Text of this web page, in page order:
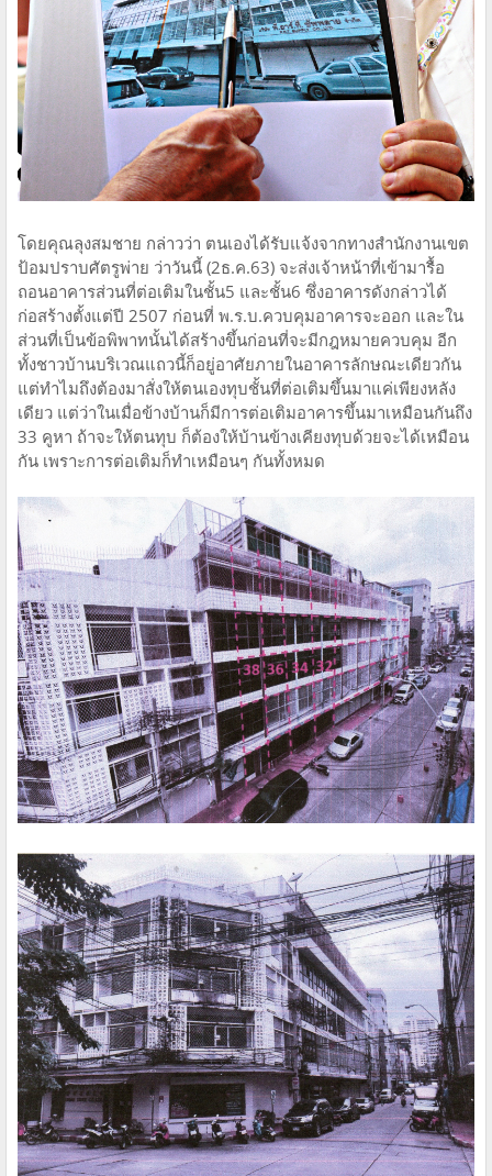
โดยคุณลุงสมชาย กล่าวว่า ตนเองได้รับแจ้งจากทางสำนักงานเขต
ป้อมปราบศัตรูพ่าย ว่าวันนี้ (2ธ.ค.63) จะส่งเจ้าหน้าที่เข้ามารื้อ
ถอนอาคารส่วนที่ต่อเติมในชั้น5 และชั้น6 ซึ่งอาคารดังกล่าวได้
ก่อสร้างตั้งแต่ปี 2507 ก่อนที่ พ.ร.บ.ควบคุมอาคารจะออก และใน
ส่วนที่เป็นข้อพิพาทนั้นได้สร้างขึ้นก่อนที่จะมีกฎหมายควบคุม อีก
ทั้งชาวบ้านบริเวณแถวนี้ก็อยู่อาศัยภายในอาคารลักษณะเดียวกัน
แต่ทำไมถึงต้องมาสั่งให้ตนเองทุบชั้นที่ต่อเติมขึ้นมาแค่เพียงหลัง
เดียว แต่ว่าในเมื่อข้างบ้านก็มีการต่อเติมอาคารขึ้นมาเหมือนกันถึง
33 คูหา ถ้าจะให้ตนทุบ ก็ต้องให้บ้านข้างเคียงทุบด้วยจะได้เหมือน
กัน เพราะการต่อเติมก็ทำเหมือนๆ กันทั้งหมด